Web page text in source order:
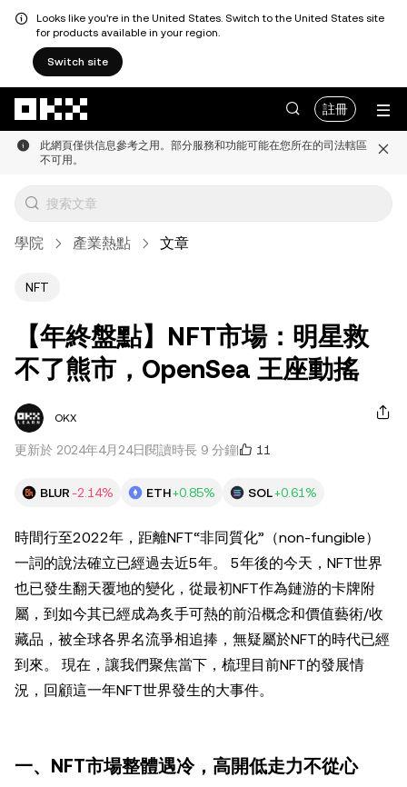
Looks like you're in the United States. Switch to the United States site
for products available in your region.
Switch site
註冊
此網頁僅供信息參考之用。部分服務和功能可能在您所在的司法轄區
不可用。
學院 產業熱點 文章
NFT
【年終盤點】NFT市場：明星救
不了熊市，OpenSea 王座動搖
OKX
更新於 2024年4月24日 閱讀時長 9 分鐘 11
BLUR-2.14% ETH+0.85% SOL+0.61%
時間行至2022年，距離NFT“非同質化”（non-fungible）
一詞的說法確立已經過去近5年。 5年後的今天，NFT世界
也已發生翻天覆地的變化，從最初NFT作為鏈游的卡牌附
屬，到如今其已經成為炙手可熱的前沿概念和價值藝術/收
藏品，被全球各界名流爭相追捧，無疑屬於NFT的時代已經
到來。 現在，讓我們聚焦當下，梳理目前NFT的發展情
況，回顧這一年NFT世界發生的大事件。
一、NFT市場整體遇冷，高開低走力不從心